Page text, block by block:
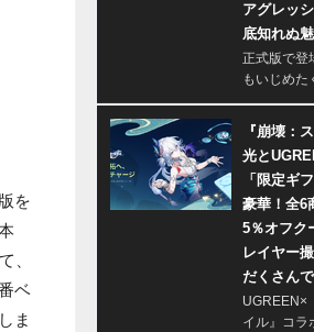
を
、
ベ
ま
アグレッ
底知れぬ
正式版で登
もいじめた
『崩壊：
光と
「限定ギ
豪華！全6
5％オフク
レイヤー
だくさん
UGREEN×
イル』コラ